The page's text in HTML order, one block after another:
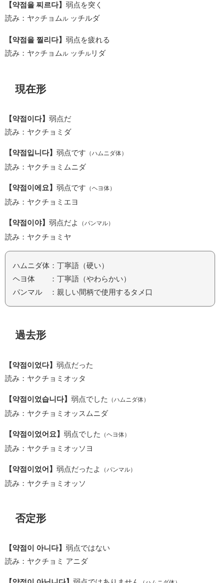
【약점을 찌르다】 弱点を突く
読み：ヤクチョム ル ッチルダ
【약점을 찔리다】 弱点を疲れる
読み：ヤクチョム ル ッチ ル リダ
現在形
【약점이다】 弱点だ
読み：ヤクチョミダ
【약점입니다】 弱点です （ハムニダ体）
読み：ヤクチョミムニダ
【약점이에요】 弱点です （ヘヨ体）
読み：ヤクチョミエヨ
【약점이야】 弱点だよ （パンマル）
読み：ヤクチョミヤ
ハムニダ体：丁寧語（硬い）
ヘヨ体 ：丁寧語（やわらかい）
パンマル ：親しい間柄で使用するタメ口
過去形
【약점이었다】 弱点だった
読み：ヤクチョミオッタ
【약점이었습니다】 弱点でした （ハムニダ体）
読み：ヤクチョミオッスムニダ
【약점이었어요】 弱点でした （ヘヨ体）
読み：ヤクチョミオッソヨ
【약점이었어】 弱点だったよ （パンマル）
読み：ヤクチョミオッソ
否定形
【약점이 아니다】 弱点ではない
読み：ヤクチョミ アニダ